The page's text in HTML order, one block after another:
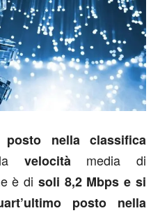
posto nella classifica
velocitàmedia di
è di soli 8,2 Mbps e si
posto nella